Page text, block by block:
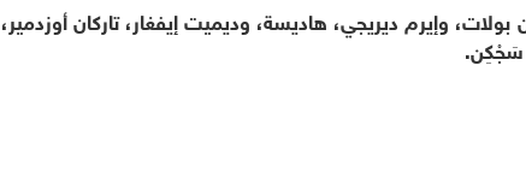
وإيرم ديريجي، هاديسة، وديميت إيفغار، تاركان أوزدمير،
سَجْكِن.